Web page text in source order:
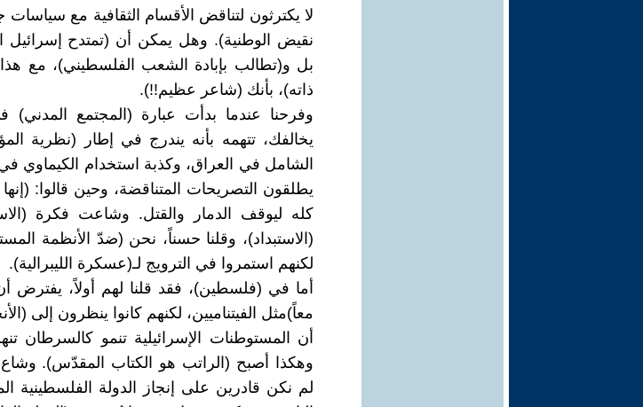
لا يكترثون لتناقض الأقسام الثقافية مع
بل و(تطالب بإبادة الشعب الفلسطيني)، مع
ذاته)، بأنك (شاعر عظيم!!).
وفرحنا عندما بدأت عبارة (المجتمع
يخالفك، تتهمه بأنه يندرج في إطار (نظرية
الشامل في العراق، وكذبة استخدام الكيماوي
يطلقون التصريحات المتناقضة، وحين قالوا:
كله ليوقف الدمار والقتل. وشاعت فكرة
(الاستبداد)، وقلنا حسناً، نحن (ضدّ الأنظمة
لكنهم استمروا في الترويج لـ(عسكرة الليبرالية).
أما في (فلسطين)، فقد قلنا لهم أولاً، يفترض
معاً)مثل الفيتناميين، لكنهم كانوا ينظرون إلى
أن المستوطنات الإسرائيلية تنمو
وهكذا أصبح (الراتب هو الكتاب المقدّس). وشاع